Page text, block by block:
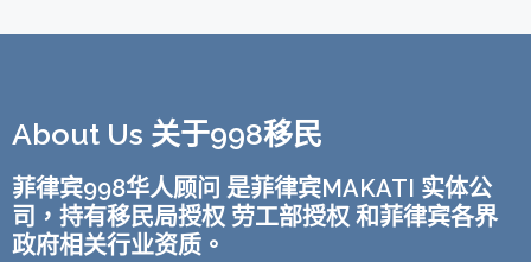
About Us 关于998移民
菲律宾998华人顾问 是菲律宾MAKATI 实体公
司，持有移民局授权 劳工部授权 和菲律宾各界
政府相关行业资质。